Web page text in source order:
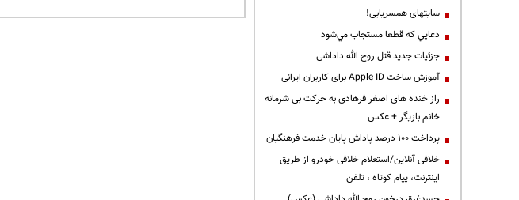
سایتهای همسریابی!
دعايي كه قطعا مستجاب مي‌شود
جزئیات جدید قتل روح الله داداشی
آموزش ساخت Apple ID برای کاربران ایرانی
راز خنده های اصغر فرهادی به حرکت بی شرمانه
خانم بازیگر + عکس
پرداخت ۱۰۰ درصد پاداش پایان خدمت فرهنگیان
خلافی آنلاین/استعلام خلافی خودرو از طریق
اینترنت، پیام کوتاه ، تلفن